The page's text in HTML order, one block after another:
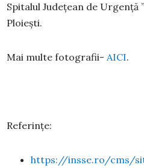
Spitalul Județean de Urgență
Ploiești.
Mai multe fotografii- AICI.
Referințe:
https://insse.ro/cms/